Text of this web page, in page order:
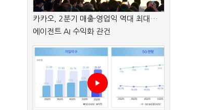
카카오, 2분기 매출·영업익 역대 최대…
에이전트 AI 수익화 관건